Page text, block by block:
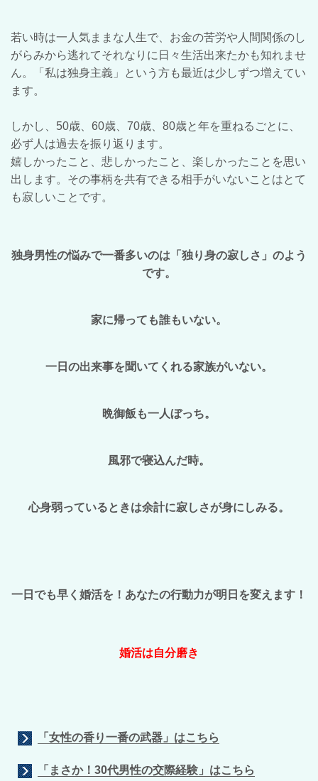
若い時は一人気ままな人生で、お金の苦労や人間関係のし
がらみから逃れてそれなりに日々生活出来たかも知れませ
ん。「私は独身主義」という方も最近は少しずつ増えてい
ます。
しかし、50歳、60歳、70歳、80歳と年を重ねるごとに、
必ず人は過去を振り返ります。
嬉しかったこと、悲しかったこと、楽しかったことを思い
出します。その事柄を共有できる相手がいないことはとて
も寂しいことです。
独身男性の悩みで一番多いのは「独り身の寂しさ」のよう
です。
家に帰っても誰もいない。
一日の出来事を聞いてくれる家族がいない。
晩御飯も一人ぼっち。
風邪で寝込んだ時。
心身弱っているときは余計に寂しさが身にしみる。
一日でも早く婚活を！あなたの行動力が明日を変えます！
婚活は自分磨き
「女性の香り一番の武器」はこちら
「まさか！30代男性の交際経験」はこちら